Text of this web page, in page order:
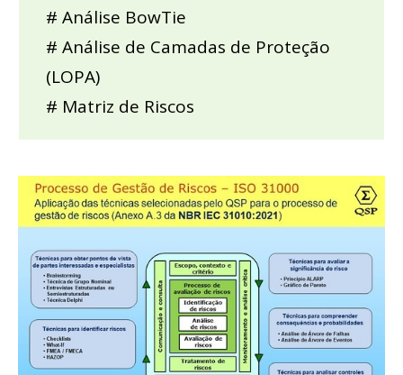
# Análise BowTie
# Análise de Camadas de Proteção
(LOPA)
# Matriz de Riscos